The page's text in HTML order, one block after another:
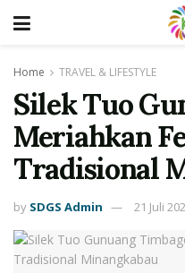
Home TRAVEL & LIFESTYLE
Silek Tuo
Meriahkan
Tradisional
by SDGS Admin 21 Juli